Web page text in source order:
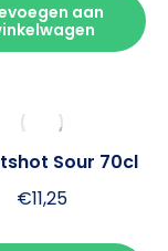
aan
Sour 70cl
€11,25